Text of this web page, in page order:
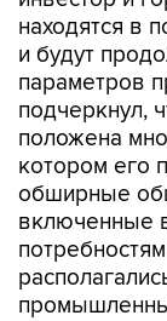
находятся в
и будут
параметров
подчеркнул,
положена
котором его
обширные
включенные